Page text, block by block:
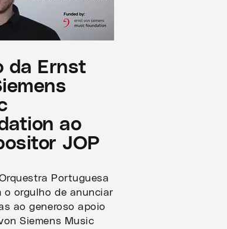
da Ernst
ao
JOP
Portuguesa
o orgulho de anunciar
ao generoso apoio
Siemens Music